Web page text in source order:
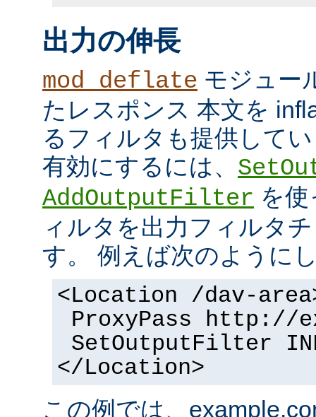
出力の伸長
mod_deflate モジュー
たレスポンス 本文を
るフィルタも提供して
有効にするには、
AddOutputFilter を
ィルタを出力フィルタ
す。 例えば次のように
<Location /dav-
ProxyPass http://
SetOutputFilter
</Location>
この例では、